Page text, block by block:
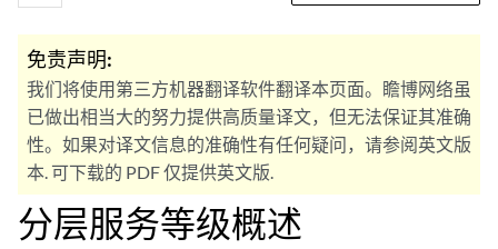
免责声明:
我们将使用第三方机器翻译软件翻译本页面。瞻博网络虽
已做出相当大的努力提供高质量译文，但无法保证其准确
性。如果对译文信息的准确性有任何疑问，请参阅英文版
本. 可下载的 PDF 仅提供英文版.
分层服务等级概述